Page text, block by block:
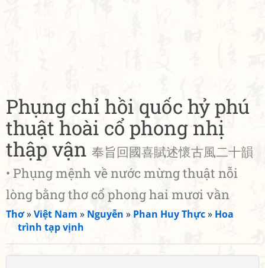
Phụng chỉ hồi quốc hỷ phú
thuật hoài cổ phong nhị
thập vận 奉旨回國喜賦述懷古風二十韻
• Phụng mệnh về nước mừng thuật nỗi
lòng bằng thơ cổ phong hai mươi vần
Thơ»Việt Nam » Nguyễn » Phan Huy Thực» Hoa
trình tạp vịnh